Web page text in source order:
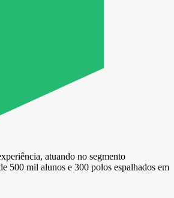
atuando no segmento
500 mil alunos e 300 polos espalhados em